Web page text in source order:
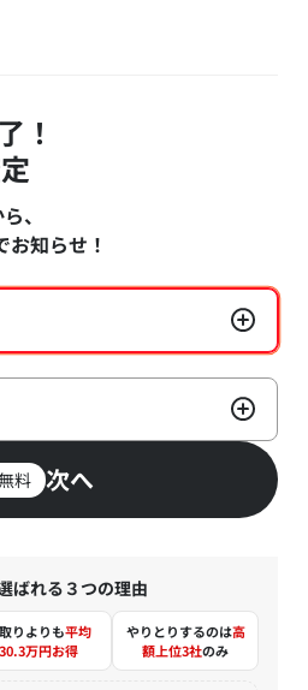
！
、
お知らせ！
料 次へ
ばれる３つの理由
りよりも平均
30.3万円お得
やりとりするのは高
額上位3社のみ